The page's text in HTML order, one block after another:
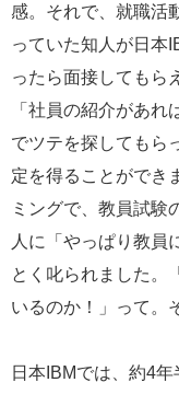
感。それで、就職活
っていた知人が日本
ったら面接してもら
「社員の紹介があ
でツテを探してもら
定を得ることができ
ミングで、教員試験
人に「やっぱり教員
とく叱られました。
いるのか！」って。
日本IBMでは、約4